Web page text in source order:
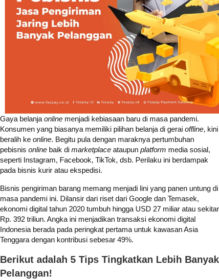
Gaya belanja online menjadi kebiasaan baru di masa pandemi.
Konsumen yang biasanya memiliki pilihan belanja di gerai offline, kini
beralih ke online. Begitu pula dengan maraknya pertumbuhan
pebisnis online baik di marketplace ataupun platform media sosial,
seperti Instagram, Facebook, TikTok, dsb. Perilaku ini berdampak
pada bisnis kurir atau ekspedisi.
Bisnis pengiriman barang memang menjadi lini yang panen untung di
masa pandemi ini. Dilansir dari riset dari Google dan Temasek,
ekonomi digital tahun 2020 tumbuh hingga USD 27 miliar atau sekitar
Rp. 392 triliun. Angka ini menjadikan transaksi ekonomi digital
Indonesia berada pada peringkat pertama untuk kawasan Asia
Tenggara dengan kontribusi sebesar 49%.
Berikut adalah 5 Tips Tingkatkan Lebih Banyak
Pelanggan!